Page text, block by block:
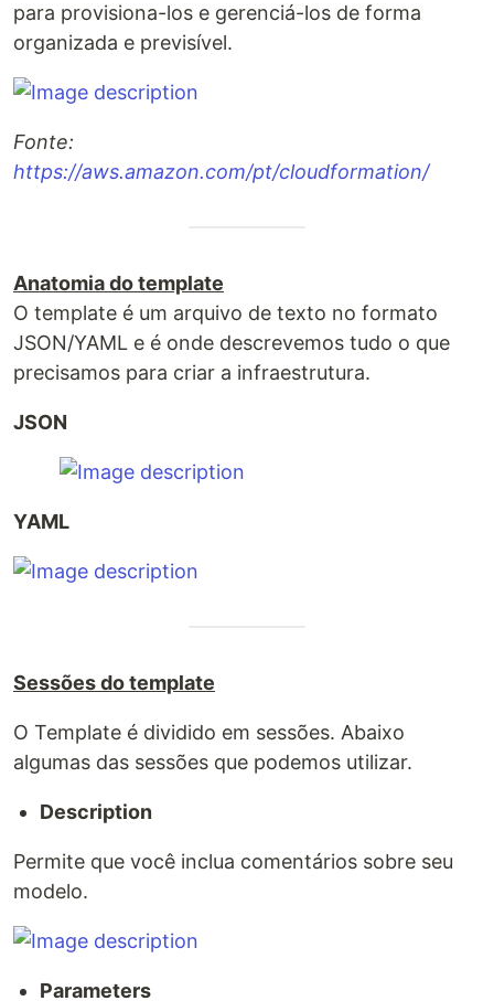
para provisiona-los e gerenciá-los de forma
organizada e previsível.
Fonte:
https://aws.amazon.com/pt/cloudformation/
Anatomia do template
O template é um arquivo de texto no formato
JSON/YAML e é onde descrevemos tudo o que
precisamos para criar a infraestrutura.
JSON
YAML
Sessões do template
O Template é dividido em sessões. Abaixo
algumas das sessões que podemos utilizar.
Description
Permite que você inclua comentários sobre seu
modelo.
Parameters